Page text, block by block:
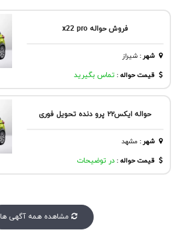
فروش حواله x22 pro
شهر:شيراز
قیمت حواله : تماس بگیرید
حواله ایکس۲۲ پرو دنده تحویل فوری
شهر: مشهد
قیمت حواله :در توضیحات
مشاهده همه آگهی ها